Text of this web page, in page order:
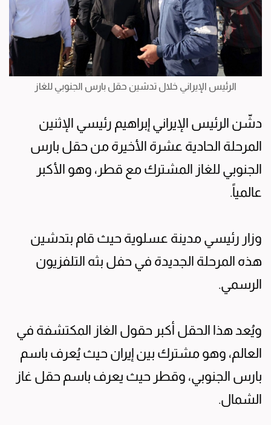
الرئيس الإيراني خلال تدشين حقل بارس الجنوبي للغاز
دشّن الرئيس الإيراني إبراهيم رئيسي الإثنين
المرحلة الحادية عشرة الأخيرة من حقل بارس
الجنوبي للغاز المشترك مع قطر، وهو الأكبر
عالمياً.
وزار رئيسي مدينة عسلوية حيث قام بتدشين
هذه المرحلة الجديدة في حفل بثه التلفزيون
الرسمي.
ويُعد هذا الحقل أكبر حقول الغاز المكتشفة في
العالم، وهو مشترك بين إيران حيث يُعرف باسم
بارس الجنوبي، وقطر حيث يعرف باسم حقل غاز
الشمال.